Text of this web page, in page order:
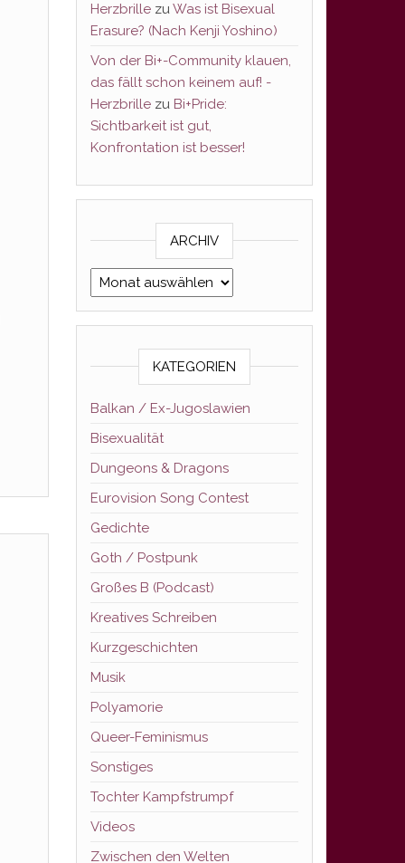
HerzbrillezuWas ist Bisexual
Erasure? (Nach Kenji Yoshino)
Von der Bi+-Community klauen,
das fällt schon keinem auf! -
Herzbrillezu Bi+Pride:
Sichtbarkeit ist gut,
Konfrontation ist besser!
ARCHIV
Archiv
KATEGORIEN
Balkan / Ex-Jugoslawien
Bisexualität
Dungeons & Dragons
Eurovision Song Contest
Gedichte
Goth / Postpunk
Großes B (Podcast)
Kreatives Schreiben
Kurzgeschichten
Musik
Polyamorie
Queer-Feminismus
Sonstiges
Tochter Kampfstrumpf
Videos
Zwischen den Welten